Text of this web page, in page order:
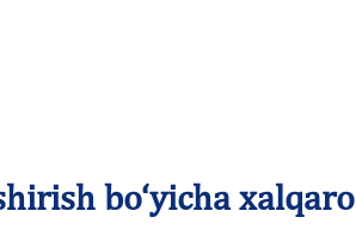
bo‘yicha xalqaro